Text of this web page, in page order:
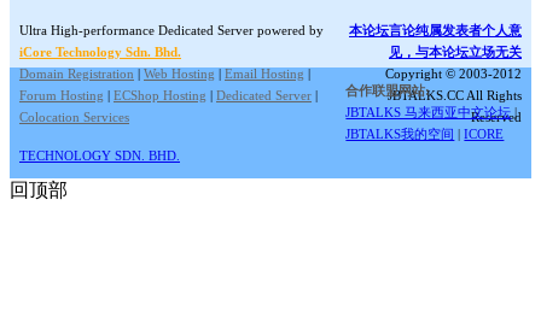
Ultra High-performance Dedicated Server powered by
iCore Technology Sdn. Bhd.
Domain Registration | Web Hosting | Email Hosting |
Forum Hosting | ECShop Hosting | Dedicated Server |
Colocation Services
本论坛言论纯属发表者个人意
见，与本论坛立场无关
Copyright © 2003-2012
JBTALKS.CC All Rights
Reserved
合作联盟网站:
JBTALKS 马来西亚中文论坛 |
JBTALKS我的空间 |ICORE
TECHNOLOGY SDN. BHD.
回顶部